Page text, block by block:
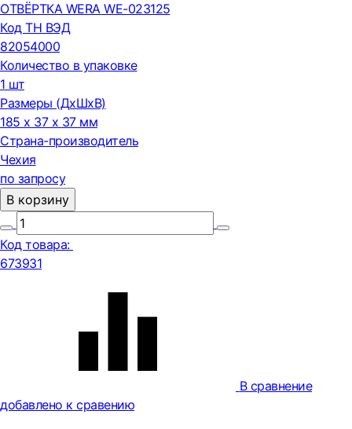
ОТВЁРТКА WERA WE-023125
Код ТН ВЭД
82054000
Количество в упаковке
1 шт
Размеры (ДxШxВ)
185 x 37 x 37 мм
Страна-производитель
Чехия
по запросу
В корзину
Код товара:
673931
В сравнение
добавлено к сравению